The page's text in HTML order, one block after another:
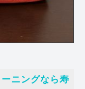
ニングなら寿